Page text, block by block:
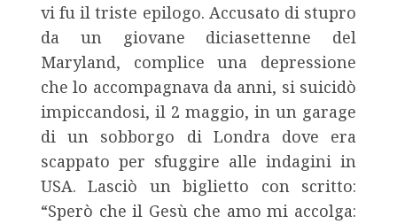
vi fu il triste epilogo. Accusato di stupro
da un giovane diciasettenne del
Maryland, complice una depressione
che lo accompagnava da anni, si suicidò
impiccandosi, il 2 maggio, in un garage
di un sobborgo di Londra dove era
scappato per sfuggire alle indagini in
USA. Lasciò un biglietto con scritto:
“Sperò che il Gesù che amo mi accolga: